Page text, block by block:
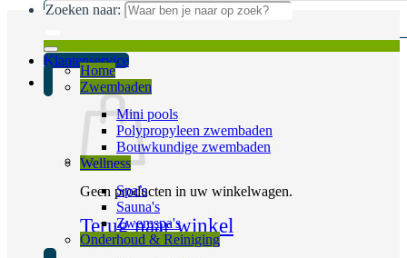
Zoeken naar:
Klantenservice
Geen producten in uw winkelwagen.
Terug naar winkel
Home
Zwembaden
Mini pools
Polypropyleen zwembaden
Bouwkundige zwembaden
Wellness
Spa’s
Sauna's
Zwemspa's
Onderhoud & Reiniging